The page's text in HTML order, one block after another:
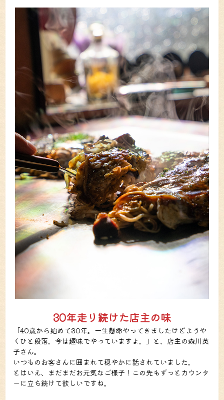
30年走り続けた店主の味
「40歳から始めて30年。一生懸命やってきましたけどようや
くひと段落。今は趣味でやっていますよ。」と、店主の森川英
子さん。
いつものお客さんに囲まれて穏やかに話されていました。
とはいえ、まだまだお元気なご様子！この先もずっとカウンタ
ーに立ち続けて欲しいですね。